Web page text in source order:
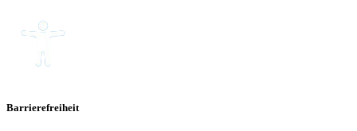
Barrierefreiheit